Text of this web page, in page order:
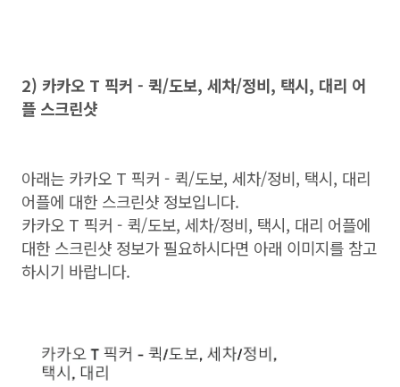
2) 카카오 T 픽커 - 퀵/도보, 세차/정비, 택시, 대리 어
플 스크린샷
아래는 카카오 T 픽커 - 퀵/도보, 세차/정비, 택시, 대리
어플에 대한 스크린샷 정보입니다.
카카오 T 픽커 - 퀵/도보, 세차/정비, 택시, 대리 어플에
대한 스크린샷 정보가 필요하시다면 아래 이미지를 참고
하시기 바랍니다.